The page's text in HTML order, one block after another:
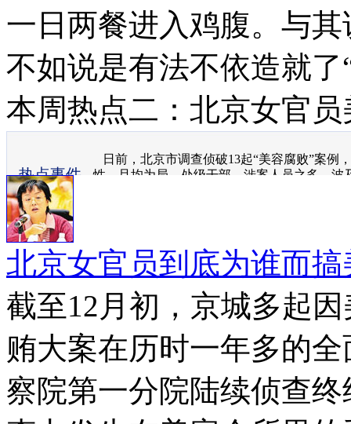
一日两餐进入鸡腹。与
不如说是有法不依造就了
本周热点二：北京女官
热点事件
日前，北京市调查侦破13起“美容腐败”案例
性，且均为局、处级干部。涉案人员之多、波
北京女官员到底为谁而
截至12月初，京城多起
贿大案在历时一年多的
察院第一分院陆续侦查